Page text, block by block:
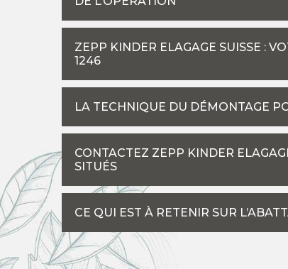
ZEPP KINDER ELAGAGE SUISSE :
1246
LA TECHNIQUE DU DÉMONTAGE
CONTACTEZ ZEPP KINDER
SITUÉS
CE QUI EST À RETENIR SUR